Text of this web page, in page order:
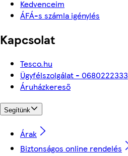
Kedvenceim
ÁFÁ-s számla igénylés
Kapcsolat
Tesco.hu
Ügyfélszolgálat - 0680222333
Áruházkereső
Segítünk
Árak
Biztonságos online rendelés